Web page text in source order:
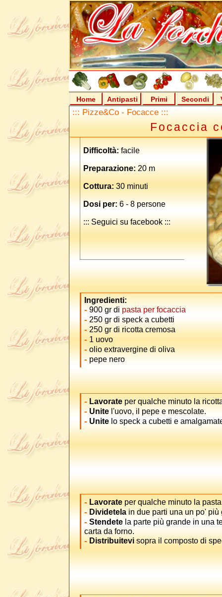
Home Antipasti Primi Secondi
::: Pizze&Co - Focacce :::
Focaccia
Difficoltà: facile
Preparazione: 20 m
Cottura: 30 minuti
Dosi per: 6 - 8 persone
::: Seguici su facebook :::
Ingredienti:
- 900 gr di pasta per focaccia
- 250 gr di speck a cubetti
- 250 gr di ricotta cremosa
- 1 uovo
- olio extravergine di oliva
- pepe nero
- Lavorate per qualche minuto la
- Unite l'uovo, il pepe e mescolate.
- Unite lo speck a cubetti e
- Lavorate per qualche minuto la
- Dividetela in due parti una un po' più
- Stendete la parte più grande in una
carta da forno.
- Distribuitevi sopra il composto di